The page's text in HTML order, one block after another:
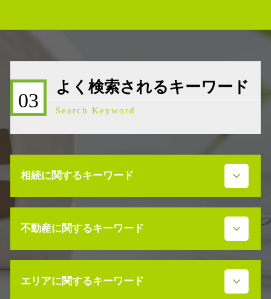
03
よく検索されるキーワード
Search Keyword
相続に関するキーワード
事業承継 第三者
民法 相続発生日
相続発生 流れ
不動産に関するキーワード
不動産 寄付 譲渡所得
エリアに関するキーワード